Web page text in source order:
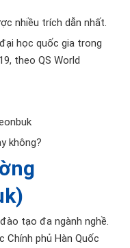
nhiều trích dẫn nhất.
học quốc gia trong
theo QS World
không?
tạo đa ngành nghề.
Chính phủ Hàn Quốc